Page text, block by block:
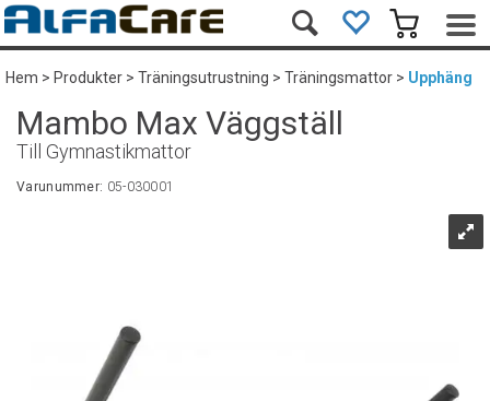
Hem>Produkter>Träningsutrustning>Träningsmattor>Upphäng
Mambo Max Väggställ
Till Gymnastikmattor
Varunummer: 05-030001